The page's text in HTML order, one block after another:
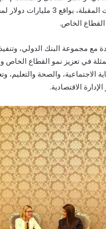
مليارات دولار تمويلات خلال
مجموعة البنك الدولي،
متمثلة في تعزيز نمو القطاع
والصحة والتعليم،
الاقتصادية.